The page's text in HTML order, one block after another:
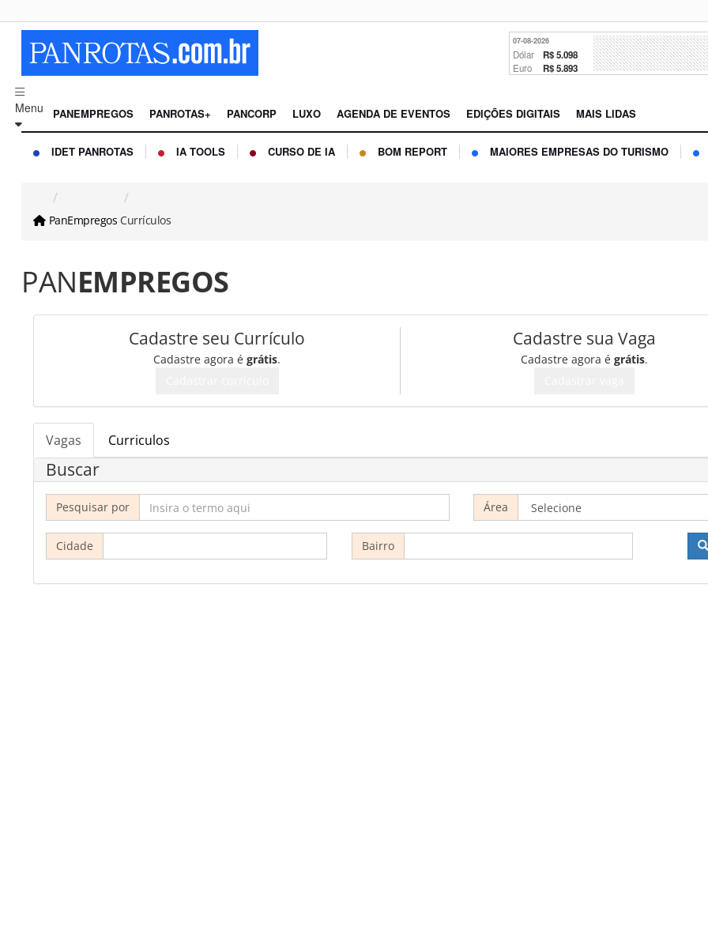
07-08-2026
Dólar R$ 5.098
Euro R$ 5.893
Menu PANEMPREGOS PANROTAS+ PANCORP LUXO AGENDA DE EVENTOS EDIÇÕES DIGITAIS MAIS LIDAS
IDET PANROTAS IA TOOLS CURSO DE IA BOM REPORT MAIORES EMPRESAS DO TURISMO
PanEmpregos Currículos
PANEMPREGOS
Cadastre seu Currículo
Cadastre agora é grátis.
Cadastre sua Vaga
Cadastre agora é grátis.
Vagas Curriculos
Buscar
Pesquisar por Área
Cidade Bairro